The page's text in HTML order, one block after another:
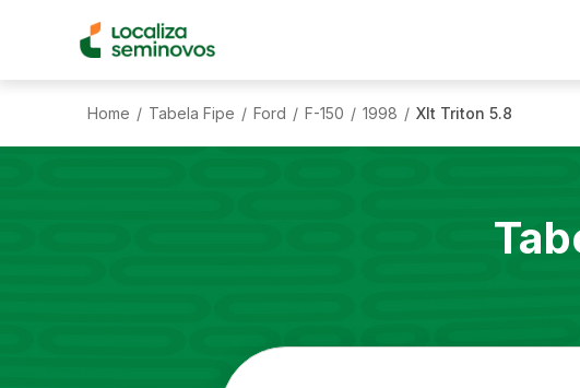
Home / Tabela Fipe / Ford / F-150 / 1998 / Xlt Triton 5.8